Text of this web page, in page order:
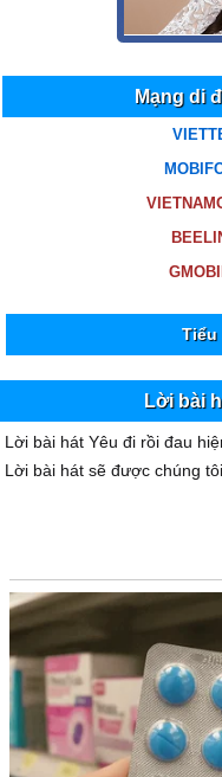
Mạng di
Tiểu
Lời bài
Lời bài hát Yêu đi rồi đau
Lời bài hát sẽ được chúng